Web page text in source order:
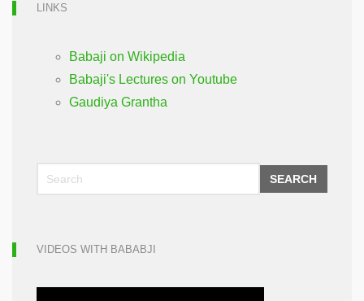
LINKS
Babaji on Wikipedia
Babaji's Lectures on Youtube
Gaudiya Grantha
SEARCH
VIDEOS WITH BABABJI